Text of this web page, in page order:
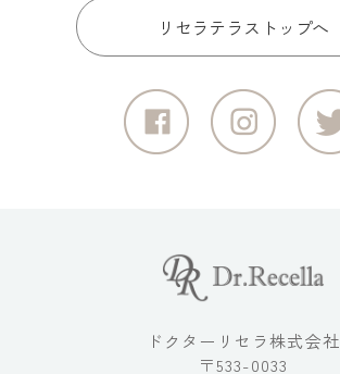
リセラテラストップへ
ドクターリセラ株式会社
〒533-0033